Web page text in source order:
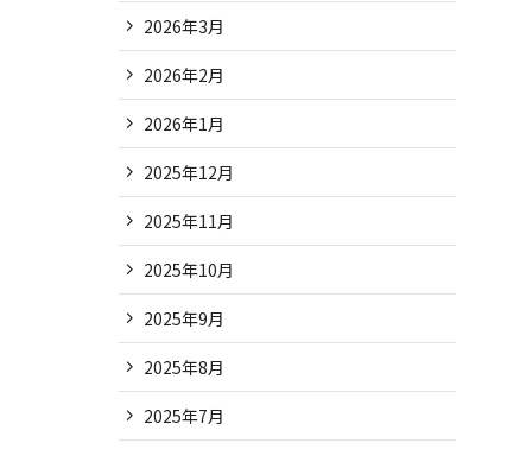
2026年3月
2026年2月
2026年1月
2025年12月
2025年11月
2025年10月
2025年9月
2025年8月
2025年7月